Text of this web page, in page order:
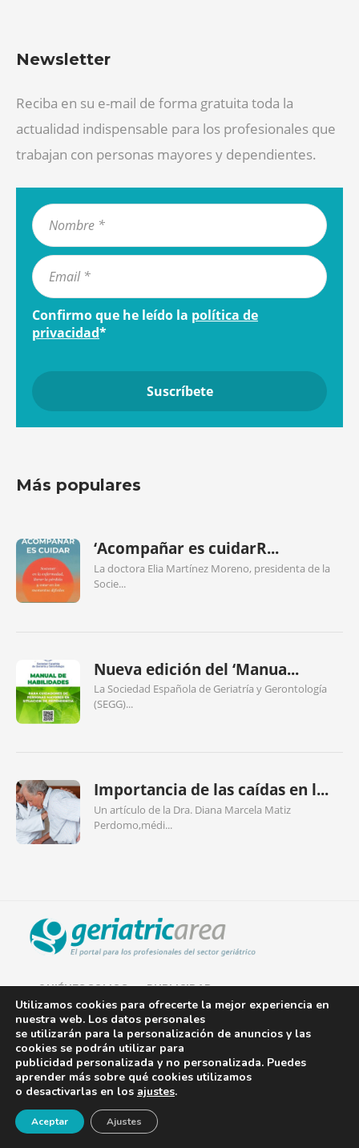
Newsletter
Reciba en su e-mail de forma gratuita toda la
actualidad indispensable para los profesionales que
trabajan con personas mayores y dependientes.
Confirmo que he leído la política de
privacidad*
Más populares
‘Acompañar es cuidarR...
La doctora Elia Martínez Moreno, presidenta de la
Socie...
Nueva edición del ‘Manua...
La Sociedad Española de Geriatría y Gerontología
(SEGG)...
Importancia de las caídas en l...
Un artículo de la Dra. Diana Marcela Matiz
Perdomo,médi...
QUIÉNES SOMOS PUBLICIDAD
AVISO LEGAL
POLÍTICA DE COOKIES
POLÍTICA DE PRIVACIDAD
CONTACTO¡Newsletter!
Utilizamos cookies para ofrecerte la mejor experiencia en
nuestra web. Los datos personales
se utilizarán para la personalización de anuncios y las
cookies se podrán utilizar para
publicidad personalizada y no personalizada. Puedes
aprender más sobre qué cookies utilizamos
o desactivarlas en los ajustes.
Aceptar Ajustes